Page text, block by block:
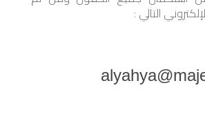
التالي :